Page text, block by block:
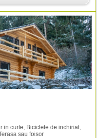
in curte, Biciclete de inchiriat,
sau foisor